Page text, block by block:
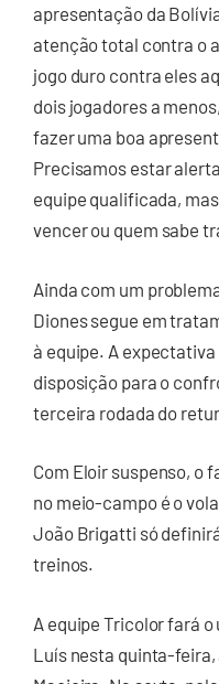
apresentação da
atenção total contra o
jogo duro contra eles
dois jogadores a
fazer uma boa
Precisamos estar
equipe qualificada,
vencer ou quem sabe
Ainda com um
Diones segue em
à equipe. A expectativa
disposição para o
terceira rodada do
Com Eloir suspenso, o
no meio-campo é o
João Brigatti só
treinos.
A equipe Tricolor fará
Luís nesta quinta-feira,